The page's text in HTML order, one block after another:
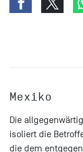
Mexiko
Die
isoliert die
die dem